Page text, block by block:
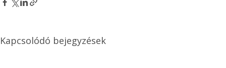
Kapcsolódó bejegyzések